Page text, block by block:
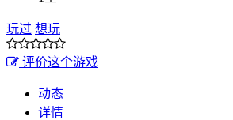
玩过 想玩
评价这个游戏
动态
详情